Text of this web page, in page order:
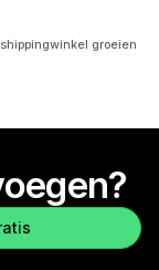
groeien